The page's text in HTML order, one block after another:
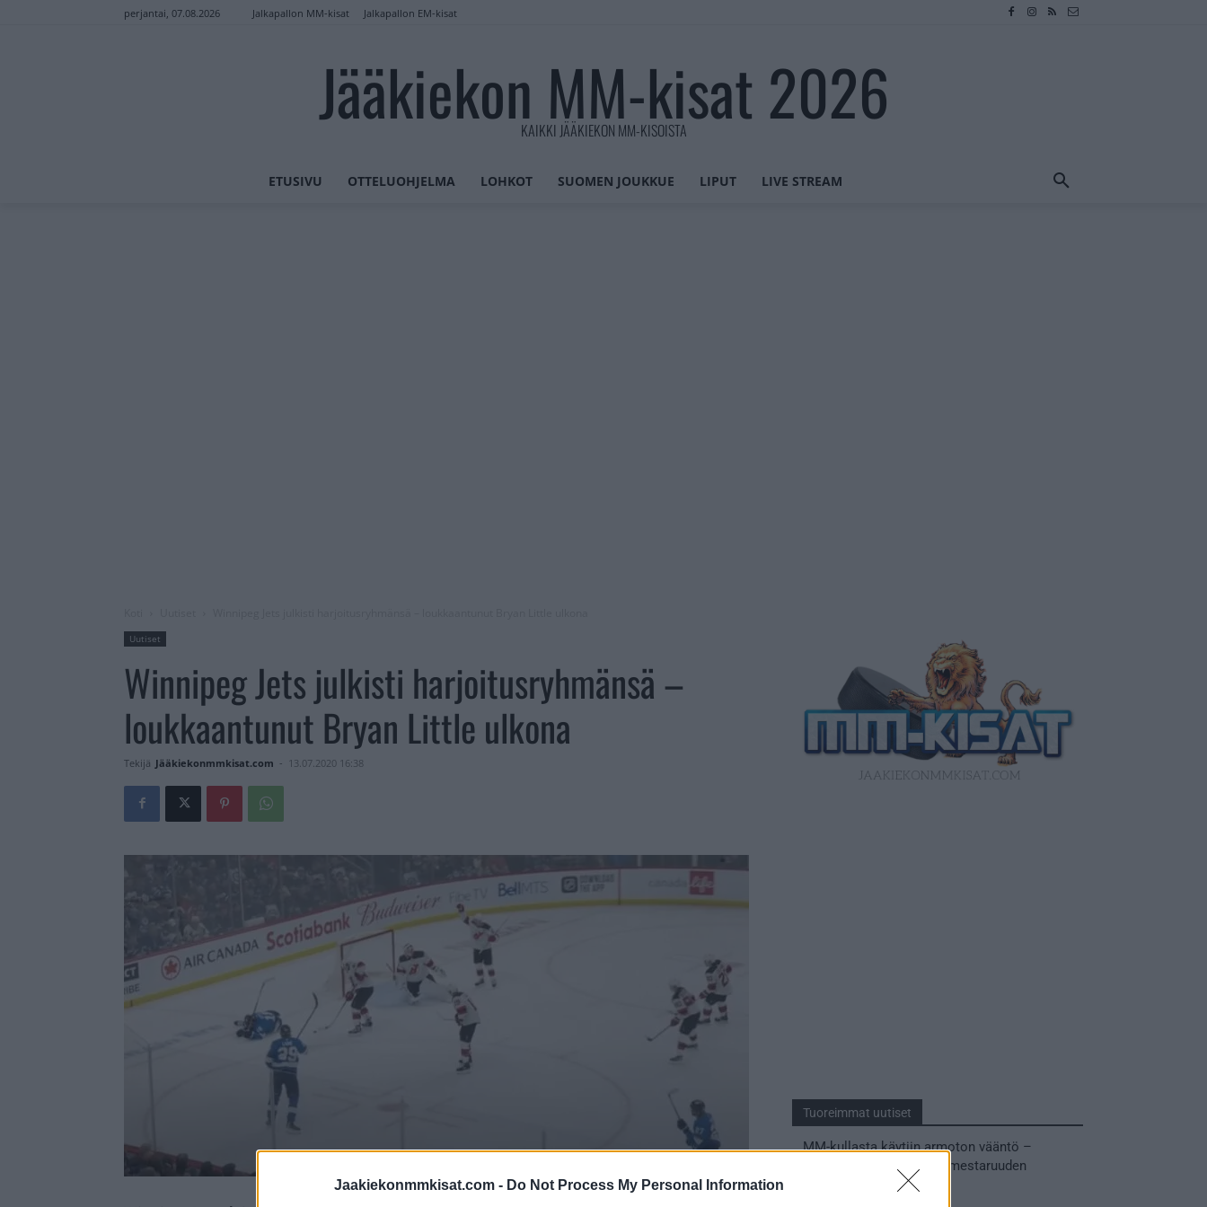
Jaakiekonmmkisat.com - Do Not Process My Personal Information
perjantai, 07.08.2026 Jalkapallon MM-kisat Jalkapallon EM-kisat
Jääkiekon MM-kisat 2026
KAIKKI JÄÄKIEKON MM-KISOISTA
ETUSIVU OTTELUOHJELMA LOHKOT SUOMEN JOUKKUE LIPUT LIVE STREAM
Uutiset
Winnipeg Jets julkisti harjoitusryhmänsä –
loukkaantunut Bryan Little ulkona
Tekijä Jääkiekonmmkisat.com - 13.07.2020 16:38
Tuoreimmat uutiset
MM-kullasta käytiin armoton vääntö –
Leijonat voitti maailmanmestaruuden